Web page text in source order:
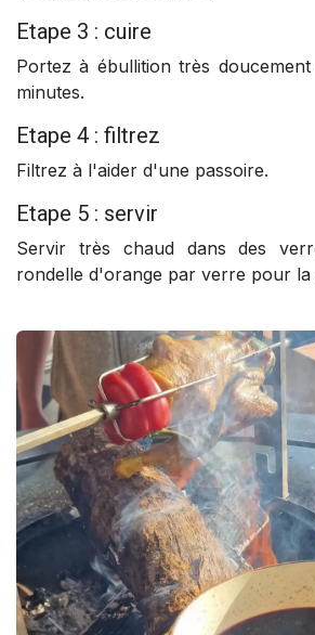
Etape 3 : cuire
Portez à ébullition très
minutes.
Etape 4 : filtrez
Filtrez à l'aider d'une passoire.
Etape 5 : servir
Servir très chaud dans des
rondelle d'orange par verre pour la